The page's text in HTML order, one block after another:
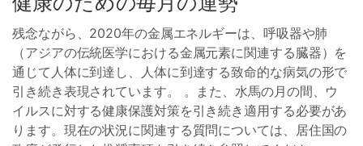
残念ながら、2020年の金属エネルギーは、呼吸器や肺
（アジアの伝統医学における金属元素に関連する臓器）を
通じて人体に到達し、人体に到達する致命的な病気の形で
引き続き表現されています。 。また、水馬の月の間、ウ
イルスに対する健康保護対策を引き続き適用する必要があ
ります。現在の状況に関連する質問については、居住国の